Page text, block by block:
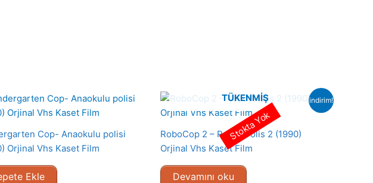
Cop- Anaokulu polisi
Orjinal Vhs Kaset Film
Ekle
indirim!
TÜKENMIŞ
RoboCop 2 – Robot Polis 2 (1990)
Orjinal Vhs Kaset Film
Devamını oku
Stokta Yok